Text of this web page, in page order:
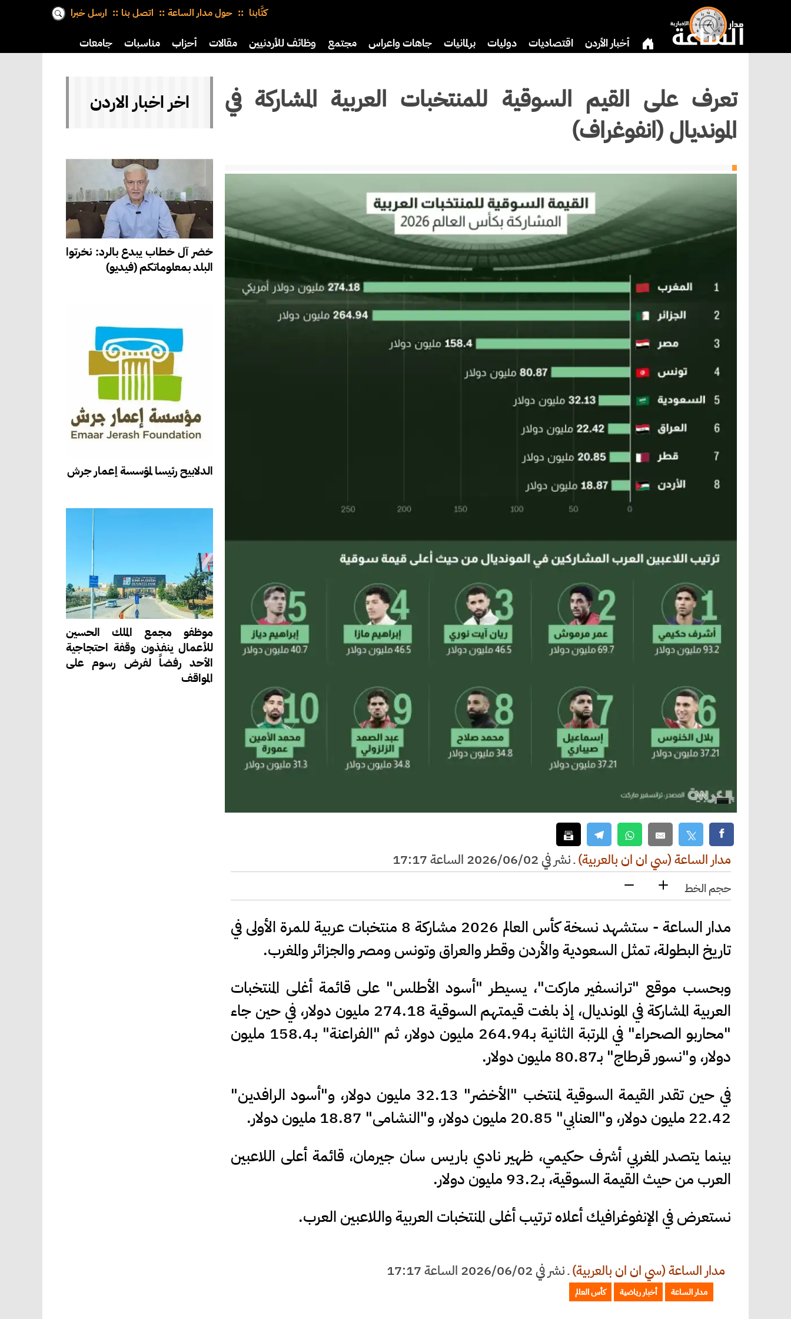
كتَّابنا حول مدار الساعة اتصل بنا ارسل خبرا
أخبار الأردن اقتصاديات دوليات برلمانيات جاهات واعراس مجتمع وظائف للأردنيين مقالات أحزاب مناسبات جامعات
تعرف على القيم السوقية للمنتخبات العربية المشاركة في
المونديال (انفوغراف)
مدار الساعة (سي ان ان بالعربية)ـنشر في 2026/06/02 الساعة 17:17
حجم الخط
مدار الساعة - ستشهد نسخة كأس العالم 2026 مشاركة 8 منتخبات عربية للمرة الأولى في
تاريخ البطولة، تمثل السعودية والأردن وقطر والعراق وتونس ومصر والجزائر والمغرب.
وبحسب موقع "ترانسفير ماركت"، يسيطر "أسود الأطلس" على قائمة أغلى المنتخبات
العربية المشاركة في المونديال، إذ بلغت قيمتهم السوقية 274.18 مليون دولار، في حين جاء
"محاربو الصحراء" في المرتبة الثانية بـ264.94 مليون دولار، ثم "الفراعنة" بـ158.4 مليون
دولار، و"نسور قرطاج" بـ80.87 مليون دولار.
في حين تقدر القيمة السوقية لمنتخب "الأخضر" 32.13 مليون دولار، و"أسود الرافدين"
22.42 مليون دولار، و"العنابي" 20.85 مليون دولار، و"النشامى" 18.87 مليون دولار.
بينما يتصدر المغربي أشرف حكيمي، ظهير نادي باريس سان جيرمان، قائمة أعلى اللاعبين
العرب من حيث القيمة السوقية، بـ93.2 مليون دولار.
نستعرض في الإنفوغرافيك أعلاه ترتيب أغلى المنتخبات العربية واللاعبين العرب.
مدار الساعة (سي ان ان بالعربية)ـنشر في 2026/06/02 الساعة 17:17
مدار الساعة أخبار رياضية كأس العالم
اخر اخبار الاردن
خضر آل خطاب يبدع بالرد: نخرتوا
البلد بمعلوماتكم (فيديو)
الدلابيح رئيسا لمؤسسة إعمار جرش
موظفو مجمع الملك الحسين
للأعمال ينفذون وقفة احتجاجية
الأحد رفضاً لفرض رسوم على
المواقف